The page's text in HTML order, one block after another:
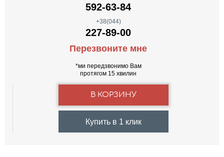
592-63-84
+38(044)
227-89-00
Перезвоните мне
*ми передзвонимо Вам
протягом 15 хвилин
Купить в 1 клик